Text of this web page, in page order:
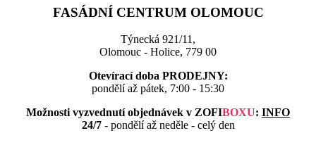
FASÁDNÍ CENTRUM OLOMOUC
Týnecká 921/11,
Olomouc - Holice, 779 00
Otevírací doba PRODEJNY:
pondělí až pátek, 7:00 - 15:30
Možnosti vyzvednutí objednávek v ZOFIBOXU: INFO
24/7 - pondělí až neděle - celý den